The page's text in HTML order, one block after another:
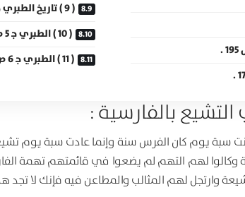
( 9 ) تاريخ الطبري ج‍ 4 ص 54 .
( 10 ) الطبري ج‍ 5 ص 35 .
( 11 ) الطبري ج‍ 6 ص 126 طبعة 1932 .
سبة يوم كان الفرس سنة وإنما عادت سبة يوم
وكالوا لهم التهم لم يضعوا في قائمتهم تهمة
وارتجل لهم المثالب والمطاعن فيه فإنك لا تجد